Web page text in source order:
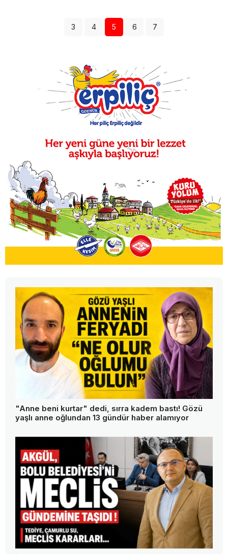
3 4 5 6 7
"Anne beni kurtar" dedi, sırra kadem bastı! Gözü
yaşlı anne oğlundan 13 gündür haber alamıyor